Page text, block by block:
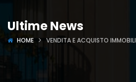
Ultime News
HOME VENDITA E ACQUISTO IMMOBILI